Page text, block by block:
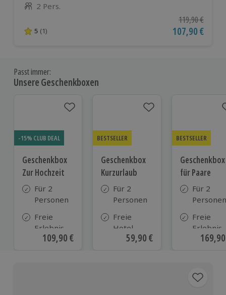
Anzahl der Teilnehmer
2 Pers.
5 von 5 Sternen basierend auf 1 Bewertungen
5 (1)
Ursprünglicher
119,90 €
Aktueller Preis
107,90 €
Passt immer:
Unsere Geschenkboxen
-15% CLUB DEAL
Geschenkbox
Zur Hochzeit
Für 2
Personen
Freie
Erlebnis-
Auswahl
Aktueller Preis
109,90 €
BESTSELLER
Geschenkbox
Kurzurlaub
Für 2
Personen
Freie
Hotel-
Auswahl
Aktueller Preis
59,90 €
BESTSELLER
Geschenkbox
für Paare
Für 2
Personen
Freie
Erlebnis-
Auswahl